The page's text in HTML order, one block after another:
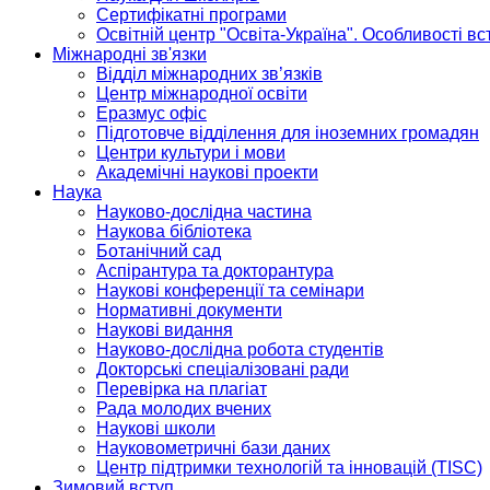
Сертифікатні програми
Освітній центр "Освіта-Україна". Особливості
Міжнародні зв'язки
Відділ міжнародних зв’язків
Центр міжнародної освіти
Еразмус офіс
Підготовче відділення для іноземних громадян
Центри культури і мови
Академічні наукові проекти
Наука
Науково-дослідна частина
Наукова бібліотека
Ботанічний сад
Аспірантура та докторантура
Наукові конференції та семінари
Нормативні документи
Наукові видання
Науково-дослідна робота студентів
Докторські спеціалізовані ради
Перевірка на плагіат
Рада молодих вчених
Наукові школи
Науковометричні бази даних
Центр підтримки технологій та інновацій (TISC)